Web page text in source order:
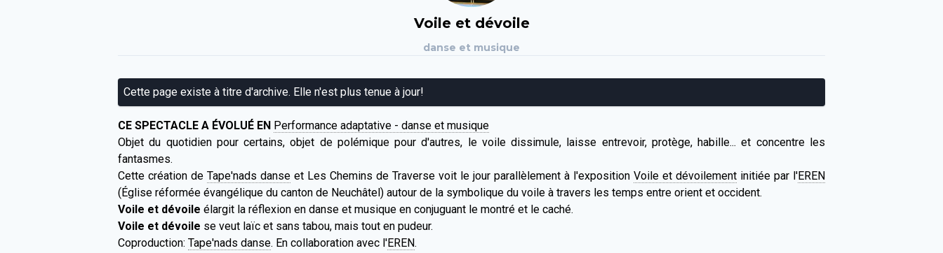
Voile et dévoile
danse et musique
Cette page existe à titre d'archive. Elle n'est plus tenue à jour!
CE SPECTACLE A ÉVOLUÉ EN Performance adaptative - danse et musique
Objet du quotidien pour certains, objet de polémique pour d'autres, le voile dissimule, laisse entrevoir, protège, habille... et concentre les
fantasmes.
Cette création de Tape'nads danse et Les Chemins de Traverse voit le jour parallèlement à l'exposition Voile et dévoilement initiée par l'EREN
(Église réformée évangélique du canton de Neuchâtel) autour de la symbolique du voile à travers les temps entre orient et occident.
Voile et dévoile élargit la réflexion en danse et musique en conjuguant le montré et le caché.
Voile et dévoile se veut laïc et sans tabou, mais tout en pudeur.
Coproduction: Tape'nads danse. En collaboration avec l'EREN.